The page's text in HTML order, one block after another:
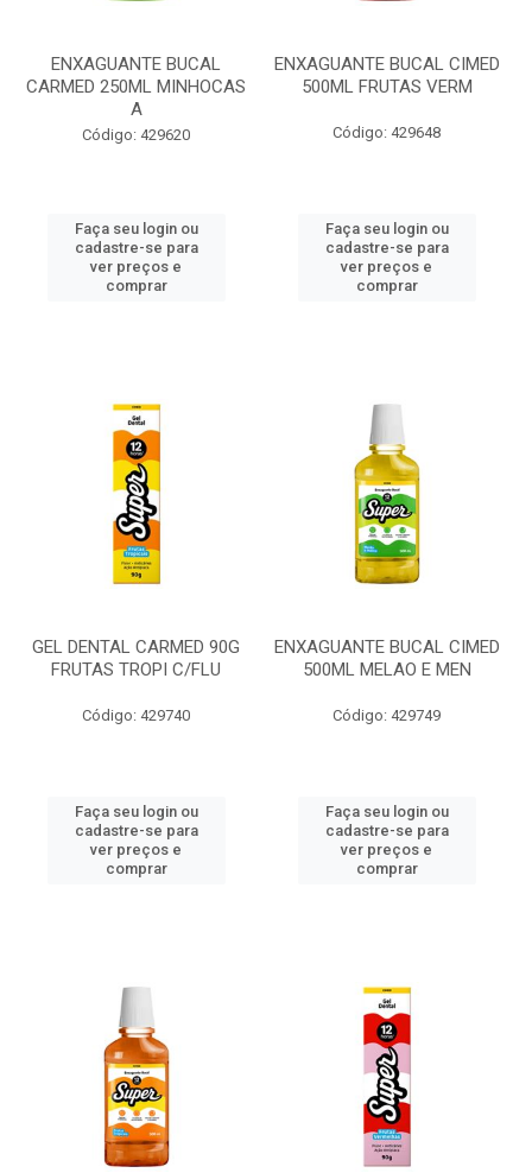
ENXAGUANTE BUCAL
CARMED 250ML MINHOCAS
A
Código: 429620
Faça seu login ou
cadastre-se para
ver preços e
comprar
ENXAGUANTE BUCAL CIMED
500ML FRUTAS VERM
Código: 429648
Faça seu login ou
cadastre-se para
ver preços e
comprar
GEL DENTAL CARMED 90G
FRUTAS TROPI C/FLU
Código: 429740
Faça seu login ou
cadastre-se para
ver preços e
comprar
ENXAGUANTE BUCAL CIMED
500ML MELAO E MEN
Código: 429749
Faça seu login ou
cadastre-se para
ver preços e
comprar